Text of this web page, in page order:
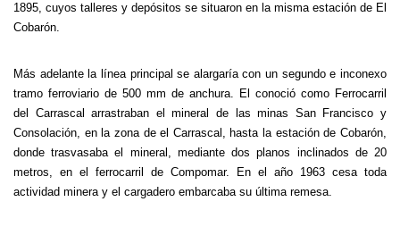
1895, cuyos talleres y depósitos se situaron en la misma estación de El
Cobarón.
Más adelante la línea principal se alargaría con un segundo e inconexo
tramo ferroviario de 500 mm de anchura. El conoció como Ferrocarril
del Carrascal arrastraban el mineral de las minas San Francisco y
Consolación, en la zona de el Carrascal, hasta la estación de Cobarón,
donde trasvasaba el mineral, mediante dos planos inclinados de 20
metros, en el ferrocarril de Compomar. En el año 1963 cesa toda
actividad minera y el cargadero embarcaba su última remesa.